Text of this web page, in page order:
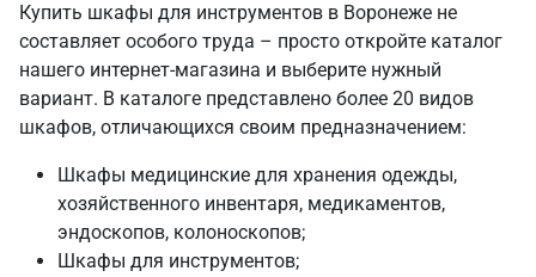
Купить шкафы для инструментов в Воронеже не
составляет особого труда – просто откройте каталог
нашего интернет-магазина и выберите нужный
вариант. В каталоге представлено более 20 видов
шкафов, отличающихся своим предназначением:
Шкафы медицинские для хранения одежды,
хозяйственного инвентаря, медикаментов,
эндоскопов, колоноскопов;
Шкафы для инструментов;